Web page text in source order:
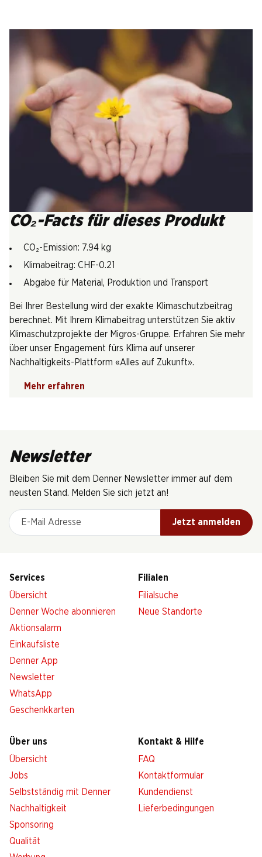
CO₂-Facts für dieses Produkt
CO₂-Emission: 7.94 kg
Klimabeitrag: CHF-0.21
Abgabe für Material, Produktion und Transport
Bei Ihrer Bestellung wird der exakte Klimaschutzbeitrag
berechnet. Mit Ihrem Klimabeitrag unterstützen Sie aktiv
Klimaschutzprojekte der Migros-Gruppe. Erfahren Sie mehr
über unser Engagement fürs Klima auf unserer
Nachhaltigkeits-Plattform «Alles auf Zukunft».
Mehr erfahren
Newsletter
Bleiben Sie mit dem Denner Newsletter immer auf dem
neusten Stand. Melden Sie sich jetzt an!
E-Mail Adresse
Jetzt anmelden
Services
Übersicht
Denner Woche abonnieren
Aktionsalarm
Einkaufsliste
Denner App
Newsletter
WhatsApp
Geschenkkarten
Filialen
Filialsuche
Neue Standorte
Über uns
Übersicht
Jobs
Selbstständig mit Denner
Nachhaltigkeit
Sponsoring
Qualität
Kontakt & Hilfe
FAQ
Kontaktformular
Kundendienst
Lieferbedingungen